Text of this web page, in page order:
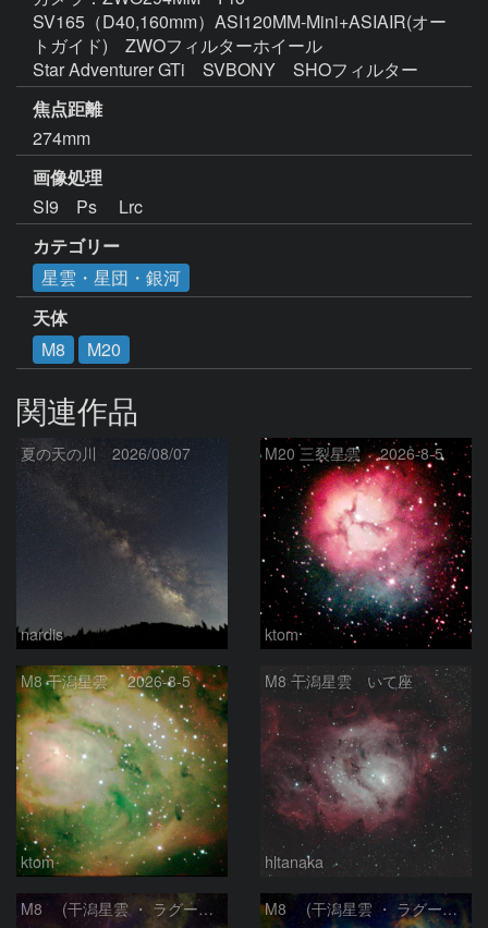
SV165（D40,160mm）ASI120MM-Mini+ASIAIR(オー
トガイド)　ZWOフィルターホイール
Star Adventurer GTi　SVBONY　SHOフィルター
焦点距離
274mm
画像処理
SI9　Ps　 Lrc
カテゴリー
星雲・星団・銀河
天体
M8
M20
関連作品
夏の天の川 2026/08/07
nardis
M20 三裂星雲 2026-8-5
ktom
M8 干潟星雲 2026-8-5
ktom
M8 干潟星雲 いて座
hltanaka
M8 (干潟星雲 ・ ラグーン（Lagoon）星雲) M8 (干潟星雲 ・ ラグーン（Lagoon）星雲)